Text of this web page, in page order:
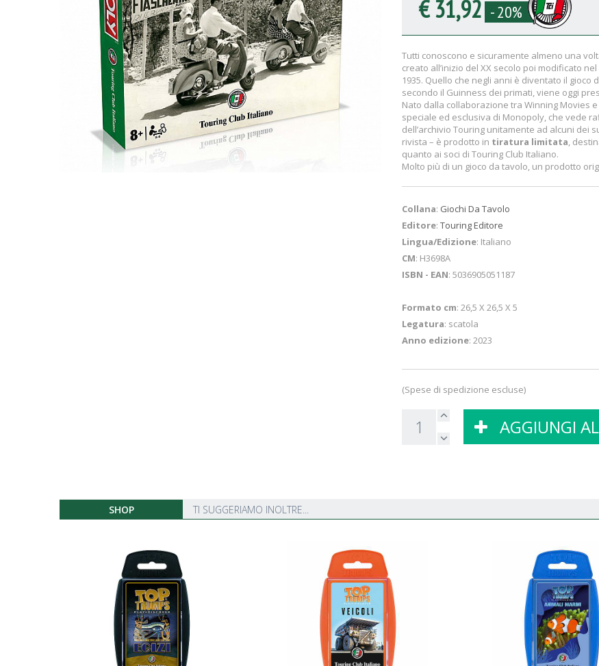
€ 31,92 - 20%
Tutti conoscono e sicuramente almeno una
creato all’inizio del XX secolo poi modificato
1935. Quello che negli anni è diventato il
secondo il Guinness dei primati, viene oggi
Nato dalla collaborazione tra Winning Movies
speciale ed esclusiva di Monopoly, che vede
dell’archivio Touring unitamente ad alcuni dei
rivista – è prodotto in tiratura limitata,
quanto ai soci di Touring Club Italiano.
Molto più di un gioco da tavolo, un prodotto
Collana: Giochi Da Tavolo
Editore: Touring Editore
Lingua/Edizione: Italiano
CM: H3698A
ISBN - EAN: 5036905051187
Formato cm: 26,5 X 26,5 X 5
Legatura: scatola
Anno edizione: 2023
(Spese di spedizione escluse)
AGGIUNGI
SHOP TI SUGGERIAMO INOLTRE...